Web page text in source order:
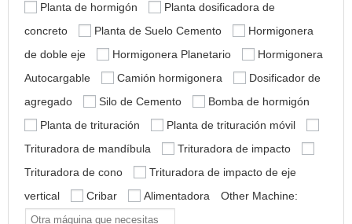
Planta de hormigón
Planta dosificadora de
concreto
Planta de Suelo Cemento
Hormigonera
de doble eje
Hormigonera Planetario
Hormigonera
Autocargable
Camión hormigonera
Dosificador de
agregado
Silo de Cemento
Bomba de hormigón
Planta de trituración
Planta de trituración móvil
Trituradora de mandíbula
Trituradora de impacto
Trituradora de cono
Trituradora de impacto de eje
vertical
Cribar Alimentadora Other Machine: